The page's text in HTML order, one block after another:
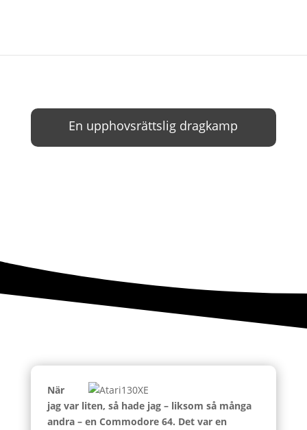
En upphovsrättslig dragkamp
När
jag var liten, så hade jag – liksom så många
andra – en Commodore 64. Det var en